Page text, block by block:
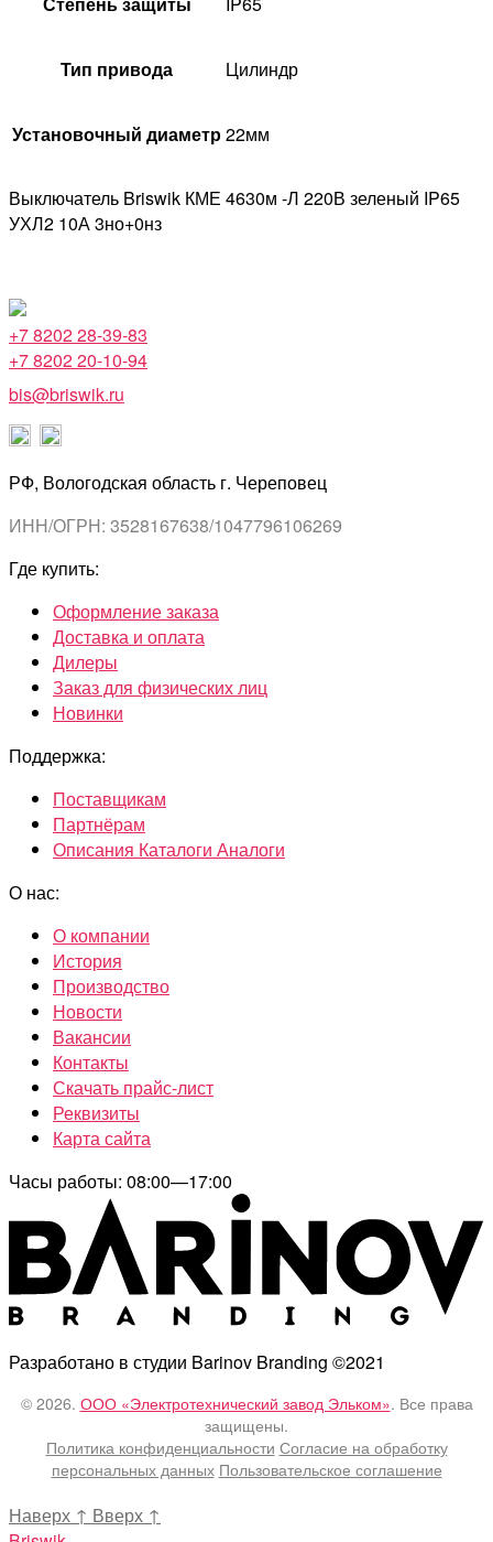
Тип привода Цилиндр
Установочный диаметр22мм
Выключатель Briswik КМЕ 4630м -Л 220В зеленый IP65
УХЛ2 10А 3но+0нз
+7 8202 28-39-83
+7 8202 20-10-94
bis@briswik.ru
РФ, Вологодская область г. Череповец
ИНН/ОГРН: 3528167638/1047796106269
Где купить:
Оформление заказа
Доставка и оплата
Дилеры
Заказ для физических лиц
Новинки
Поддержка:
Поставщикам
Партнёрам
Описания Каталоги Аналоги
О нас:
О компании
История
Производство
Новости
Вакансии
Контакты
Скачать прайс-лист
Реквизиты
Карта сайта
Часы работы: 08:00—17:00
Разработано в студии Barinov Branding ©2021
© 2026. ООО «Электротехнический завод Эльком». Все права
защищены.
Политика конфиденциальности Согласие на обработку
персональных данных Пользовательское соглашение
Наверх ↑ Вверх ↑